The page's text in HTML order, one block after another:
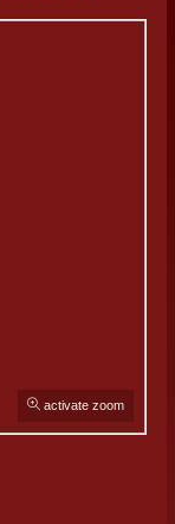
activate zoom